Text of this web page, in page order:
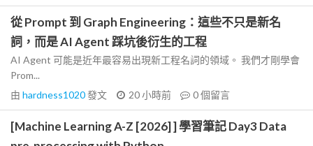
從 Prompt 到 Graph Engineering：這些不只是新名
詞，而是 AI Agent 踩坑後衍生的工程
AI Agent 可能是近年最容易出現新工程名詞的領域。 我們才剛學會
Prom...
由 hardness1020發文 20 小時前 0個留言
[Machine Learning A-Z [2026] ] 學習筆記 Day3 Data